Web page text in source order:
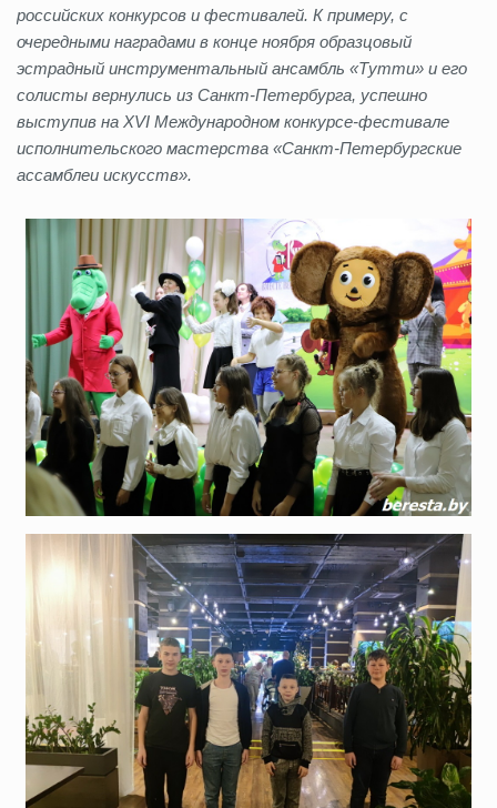
российских конкурсов и фестивалей. К примеру, с
очередными наградами в конце ноября образцовый
эстрадный инструментальный ансамбль «Тутти» и его
солисты вернулись из Санкт-Петербурга, успешно
выступив на XVI Международном конкурсе-фестивале
исполнительского мастерства «Санкт-Петербургские
ассамблеи искусств».